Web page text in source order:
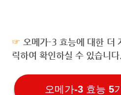
☞ 오메가-3 효능에 대한 더
릭하여 확인하실 수 있습니다.
오메가-3 효능 5